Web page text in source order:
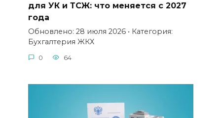
для УК и ТСЖ: что меняется с 2027
года
Обновлено: 28 июля 2026 • Категория:
Бухгалтерия ЖКХ
0 64